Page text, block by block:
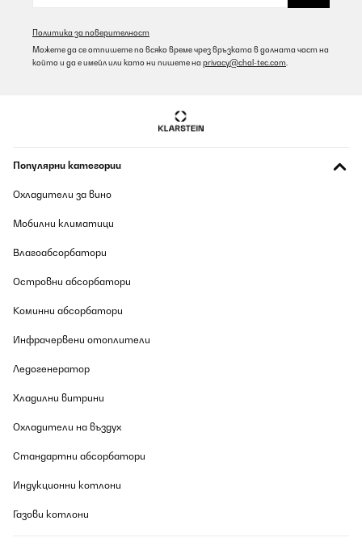
Политика за поверителност
Можете да се отпишете по всяко време чрез връзката в долната част на
който и да е имейл или като ни пишете на privacy@chal-tec.com
Популярни категории
Охладители за вино
Мобилни климатици
Влагоабсорбатори
Островни абсорбатори
Коминни абсорбатори
Инфрачервени отоплители
Ледогенератор
Хладилни витрини
Охладители на въздух
Стандартни абсорбатори
Индукционни котлони
Газови котлони